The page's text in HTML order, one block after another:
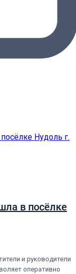
в посёлке
и руководители
оперативно